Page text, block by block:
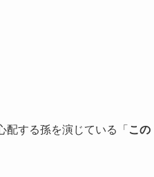
する孫を演じている「 この